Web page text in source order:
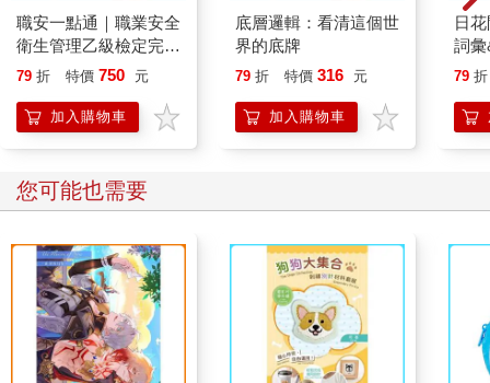
方塊人雕像。
是自己聽錯了嗎？畢竟當周圍都安靜下來的時候，一點小聲音都
會變得很明顯。
綺媚正要收回視線，那聲音卻再度響起，而且比剛才更清楚。
啪嘰。
綺媚的視線硬生生停在空中，準備吐出來的一口氣也凝固在胸
口。
這一次，她清楚看到了聲音的來源。
方塊人頭上的一隻眼睛，剛剛竟然眨了一下。
那聲音像是引發了某種連鎖反應，不只一隻眼睛，方塊人頭上的
所有五官像是從冬眠中醒來般，眼睛、鼻子、嘴巴，全都活生生
動了起來。
綺媚本能地往後退，她想尖叫，喉嚨卻發不出聲音，她想拔腿逃
跑，可是她的視線卻無法從方塊人身上移開。
喀噠喀噠喀噠，連續一連串的金屬磨擦聲響起，方塊人的整個頭
職安一點通｜職業安全
衛生管理乙級檢定完勝
攻略｜2026版(套書)
79 折 特價 750 元
加入購物車
底層邏輯：看清這個世
界的底牌
79 折 特價 316 元
加入購物車
日
詞
79 折
您可能也需要